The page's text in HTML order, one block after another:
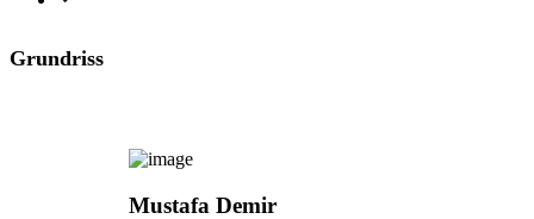
Grundriss
Mustafa Demir